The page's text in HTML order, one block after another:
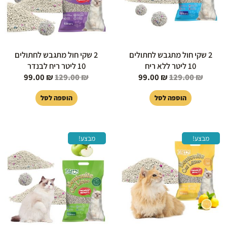
2 שקי חול מתגבש לחתולים
10 ליטר ללא ריח
129.00₪
99.00 ₪
הוספה לסל
2 שקי חול מתגבש לחתולים
10 ליטר ריח לבנדר
129.00₪
99.00 ₪
הוספה לסל
מבצע!
היה:
129.00 ₪.
99.00 ₪.
מבצע!
היה:
129.00 ₪.
הוא:
99.00 ₪.